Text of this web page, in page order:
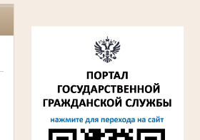
Алферьев Сергей Григорьевич
Участник Великой Отечественной войны
Председатель Губкинского городского
в период с 1954 по 1982 гг.